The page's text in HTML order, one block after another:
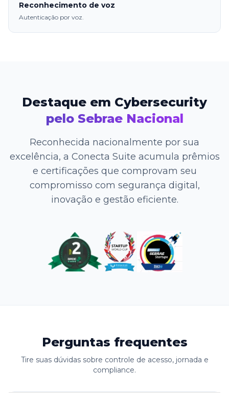
Reconhecimento de voz
Autenticação por voz.
Destaque em Cybersecurity
pelo Sebrae Nacional
Reconhecida nacionalmente por sua
excelência, a Conecta Suite acumula prêmios
e certificações que comprovam seu
compromisso com segurança digital,
inovação e gestão eficiente.
Perguntas frequentes
Tire suas dúvidas sobre controle de acesso, jornada e
compliance.